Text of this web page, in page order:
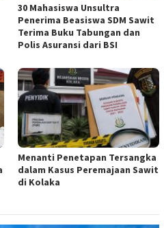
30 Mahasiswa Unsultra
Penerima Beasiswa SDM Sawit
Terima Buku Tabungan dan
Polis Asuransi dari BSI
Menanti Penetapan Tersangka
dalam Kasus Peremajaan Sawit
di Kolaka